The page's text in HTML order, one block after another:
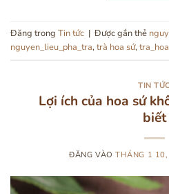
Đăng trong Tin tức | Được gắn thẻ
nguyen_lieu_pha_tra, trà hoa sứ,
TIN TỨC
Lợi ích của hoa sứ
biết
ĐĂNG VÀOTHÁNG 1